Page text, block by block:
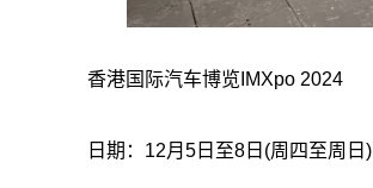
香港国际汽车博览IMXpo 2024
日期：12月5日至8日(周四至周日)